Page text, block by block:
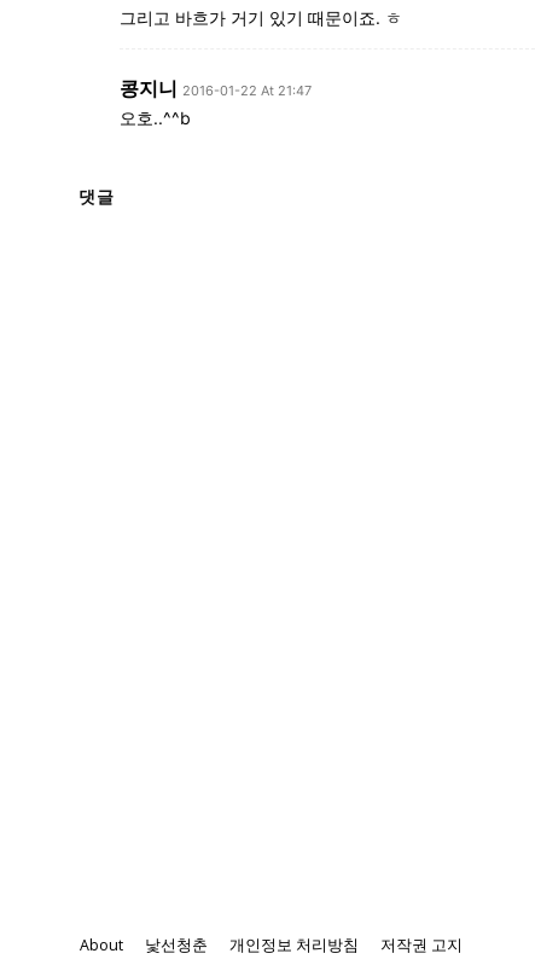
그리고 바흐가 거기 있기 때문이죠. ㅎ
콩지니 2016-01-22 At 21:47
오호..^^b
댓글
About 낯선청춘 개인정보 처리방침 저작권 고지